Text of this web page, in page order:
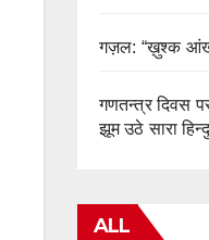
गज़ल: “ख़ुश्क
गणतन्त्र दिवस
झूम उठे सारा
ALL